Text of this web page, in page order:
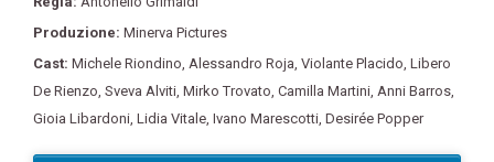
Produzione: Minerva Pictures
Cast: Michele Riondino Alessandro Roja Violante Placido Libero
De Rienzo Sveva Alviti Mirko Trovato Camilla Martini Anni Barros
Gioia Libardoni Lidia Vitale Ivano Marescotti Desirée Popper